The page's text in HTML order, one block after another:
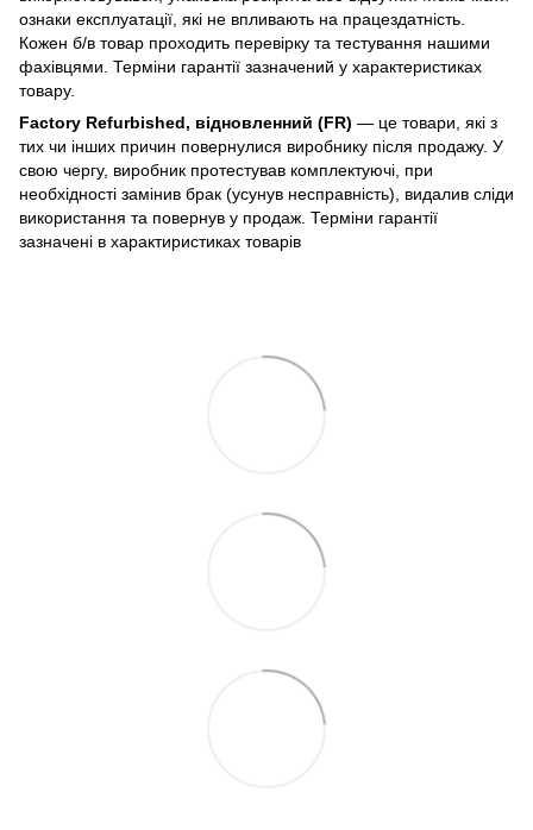
ознаки експлуатації, які не впливають на працездатність.
Кожен б/в товар проходить перевірку та тестування нашими
фахівцями. Терміни гарантії зазначений у характеристиках
товару.
Factory Refurbished, відновленний (FR) — це товари, які з
тих чи інших причин повернулися виробнику після продажу. У
свою чергу, виробник протестував комплектуючі, при
необхідності замінив брак (усунув несправність), видалив сліди
використання та повернув у продаж. Терміни гарантії
зазначені в характиристиках товарів